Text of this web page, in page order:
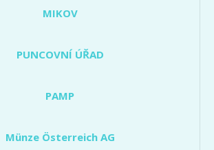
MIKOV
PUNCOVNÍ ÚŘAD
PAMP
Münze Österreich AG